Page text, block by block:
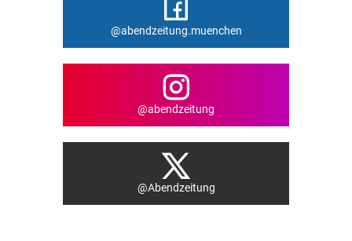
@abendzeitung.muenchen
@abendzeitung
@Abendzeitung